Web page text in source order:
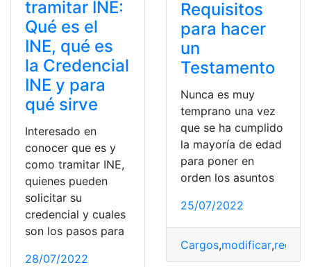
tramitar INE:
Qué es el
INE, qué es
la Credencial
INE y para
qué sirve
Interesado en
conocer que es y
como tramitar INE,
quienes pueden
solicitar su
credencial y cuales
son los pasos para
28/07/2022
Requisitos
para hacer
un
Testamento
Nunca es muy
temprano una vez
que se ha cumplido
la mayoría de edad
para poner en
orden los asuntos
25/07/2022
Cargos,modificar,